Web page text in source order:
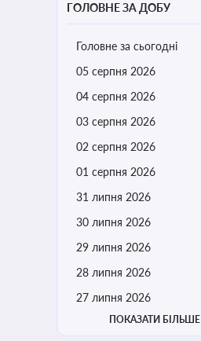
ГОЛОВНЕ ЗА ДОБУ
Головне за сьогодні
05 серпня 2026
04 серпня 2026
03 серпня 2026
02 серпня 2026
01 серпня 2026
31 липня 2026
30 липня 2026
29 липня 2026
28 липня 2026
27 липня 2026
ПОКАЗАТИ БІЛЬШЕ